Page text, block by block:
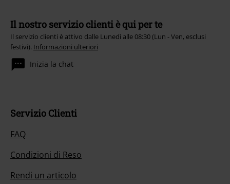
Il nostro servizio clienti è qui per te
Il servizio clienti è attivo dalle Lunedì alle 08:30 (Lun - Ven, esclusi
festivi). Informazioni ulteriori
Inizia la chat
Servizio Clienti
FAQ
Condizioni di Reso
Rendi un articolo